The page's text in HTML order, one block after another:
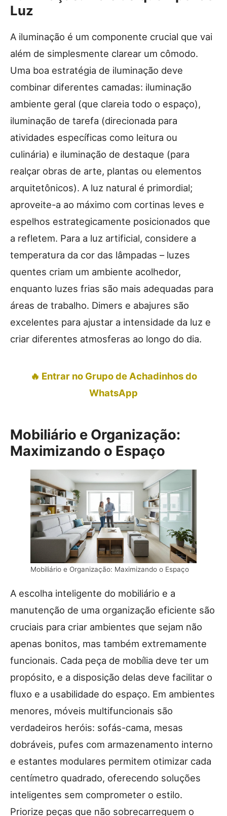
Luz
A iluminação é um componente crucial que vai
além de simplesmente clarear um cômodo.
Uma boa estratégia de iluminação deve
combinar diferentes camadas: iluminação
ambiente geral (que clareia todo o espaço),
iluminação de tarefa (direcionada para
atividades específicas como leitura ou
culinária) e iluminação de destaque (para
realçar obras de arte, plantas ou elementos
arquitetônicos). A luz natural é primordial;
aproveite-a ao máximo com cortinas leves e
espelhos estrategicamente posicionados que
a refletem. Para a luz artificial, considere a
temperatura da cor das lâmpadas – luzes
quentes criam um ambiente acolhedor,
enquanto luzes frias são mais adequadas para
áreas de trabalho. Dimers e abajures são
excelentes para ajustar a intensidade da luz e
criar diferentes atmosferas ao longo do dia.
🔥 Entrar no Grupo de Achadinhos do
WhatsApp
Mobiliário e Organização:
Maximizando o Espaço
Mobiliário e Organização: Maximizando o Espaço
A escolha inteligente do mobiliário e a
manutenção de uma organização eficiente são
cruciais para criar ambientes que sejam não
apenas bonitos, mas também extremamente
funcionais. Cada peça de mobília deve ter um
propósito, e a disposição delas deve facilitar o
fluxo e a usabilidade do espaço. Em ambientes
menores, móveis multifuncionais são
verdadeiros heróis: sofás-cama, mesas
dobráveis, pufes com armazenamento interno
e estantes modulares permitem otimizar cada
centímetro quadrado, oferecendo soluções
inteligentes sem comprometer o estilo.
Priorize peças que não sobrecarreguem o